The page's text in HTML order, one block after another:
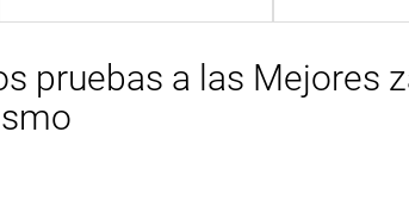
pruebas a las Mejores